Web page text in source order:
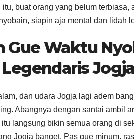
buat orang yang belum
siapin aja mental dan lidah
Gue Waktu
dan udara Jogja lagi adem
Abangnya dengan santai ambil
itu langsung bikin semua orang di
Jogja banget. Pas gue minum,